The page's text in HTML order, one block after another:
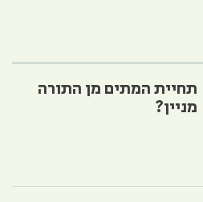
תחיית המתים מן התורה
מניין?